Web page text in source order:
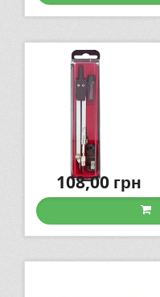
108,00грн